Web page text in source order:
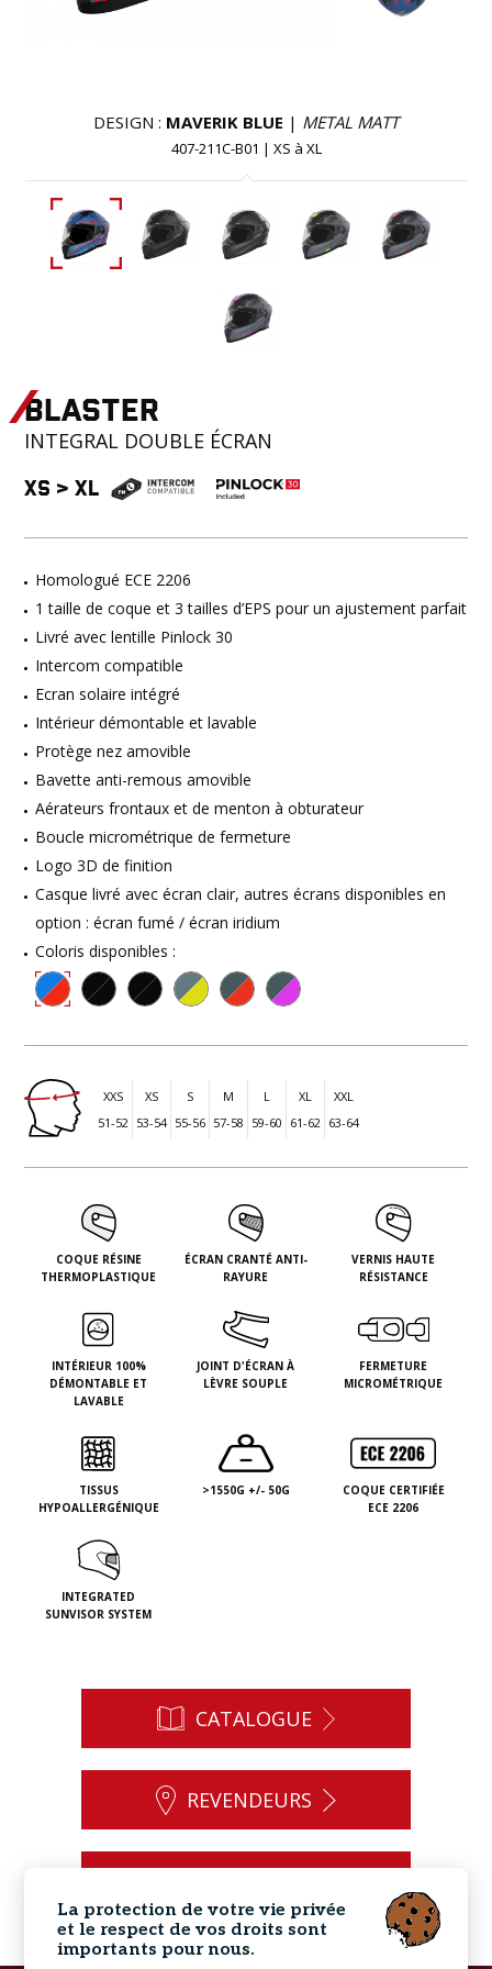
DESIGN : MAVERIK BLUE | METAL MATT
407-211C-B01 | XS à XL
BLASTER
INTEGRAL DOUBLE ÉCRAN
XS >XL
Homologué ECE 2206
1 taille de coque et 3 tailles d’EPS pour un ajustement parfait
Livré avec lentille Pinlock 30
Intercom compatible
Ecran solaire intégré
Intérieur démontable et lavable
Protège nez amovible
Bavette anti-remous amovible
Aérateurs frontaux et de menton à obturateur
Boucle micrométrique de fermeture
Logo 3D de finition
Casque livré avec écran clair, autres écrans disponibles en
option : écran fumé / écran iridium
Coloris disponibles :
XXS
51-52
XS
53-54
S
55-56
M
57-58
L
59-60
XL
61-62
XXL
63-64
COQUE RÉSINE
THERMOPLASTIQUE
ÉCRAN CRANTÉ ANTI-
RAYURE
VERNIS HAUTE
RÉSISTANCE
INTÉRIEUR 100%
DÉMONTABLE ET
LAVABLE
JOINT D'ÉCRAN À
LÈVRE SOUPLE
FERMETURE
MICROMÉTRIQUE
TISSUS
HYPOALLERGÉNIQUE
>1550G +/- 50G
COQUE CERTIFIÉE
ECE 2206
INTEGRATED
SUNVISOR SYSTEM
CATALOGUE
REVENDEURS
La protection de votre vie privée
et le respect de vos droits sont
importants pour nous.